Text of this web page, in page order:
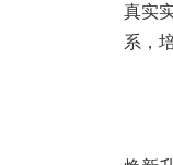
真实
系，